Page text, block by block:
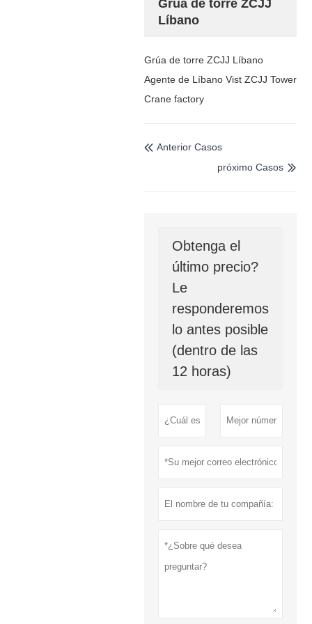
Líbano
Grúa de torre ZCJJ Líbano
Agente de Líbano Vist ZCJJ Tower
Crane factory
 Anterior Casos

próximo Casos
Obtenga el
último precio?
Le
responderemos
lo antes posible
(dentro de las
12 horas)